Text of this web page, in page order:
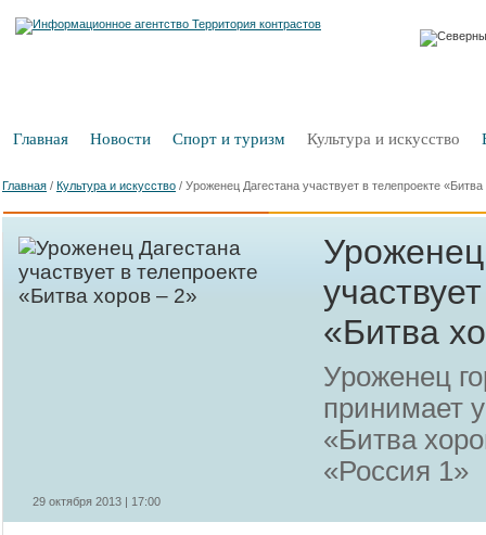
Главная Новости Спорт и туризм Культура и искусство
Главная / Культура и искусство / Уроженец Дагестана участвует в телепроекте
«Битва
Уроженец
принимает
«Битва
«Россия 1»
29 октября 2013 | 17:00